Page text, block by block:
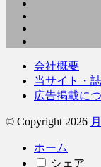
会社概要
当サイト・
広告掲載に
© Copyright 2026
ホーム
シェア